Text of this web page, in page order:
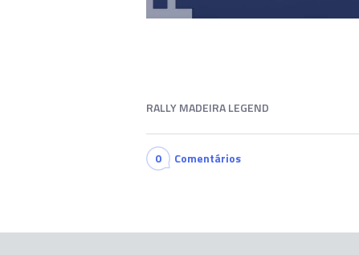
RALLY MADEIRA LEGEND
0 Comentários